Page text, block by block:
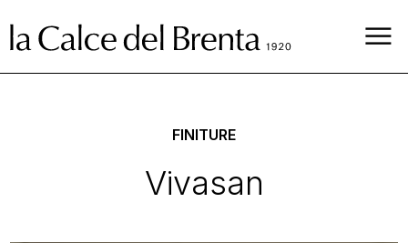
FINITURE
Vivasan